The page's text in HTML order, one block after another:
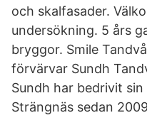
och skalfasader.
undersökning. 5 års
bryggor. Smile
förvärvar Sundh
Sundh har bedrivit
Strängnäs sedan